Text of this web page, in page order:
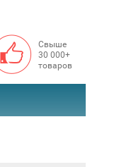
Свыше
30 000+
товаров